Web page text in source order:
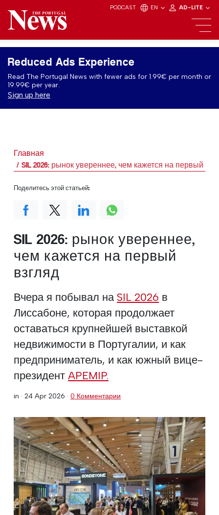
PODCAST EN AD-LITE
Reduced Ads Experience
Read The Portugal News with fewer ads for 1.99€ per month or
19.99€ per year.
Sign up here
Главная
SIL 2026: рынок увереннее, чем кажется на первый
SIL 2026: рынок увереннее,
чем кажется на первый
взгляд
Вчера я побывал на SIL 2026 в
Лиссабоне, которая продолжает
оставаться крупнейшей выставкой
недвижимости в Португалии, и как
предприниматель, и как южный вице-
президент APEMIP.
in · 24 Apr 2026 · 0 Комментарии
Поделитесь этой статьей: